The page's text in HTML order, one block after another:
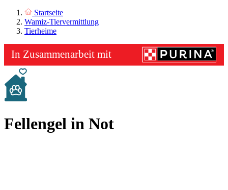
Startseite
Wamiz-Tiervermittlung
Tierheime
Fellengel in Not